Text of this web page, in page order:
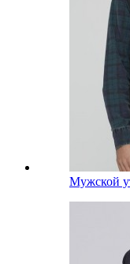
Мужской